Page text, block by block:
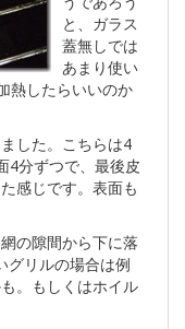
と、ガラス
蓋無しでは
あまり使い
熱したらいいのか
した。こちらは4
4分ずつで、最後皮
感じです。表面も
の隙間から下に落
グリルの場合は例
。もしくはホイル